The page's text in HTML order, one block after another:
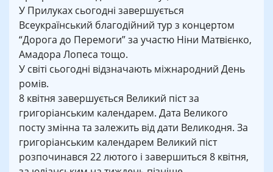
У Прилуках сьогодні завершується
Всеукраїнський благодійний тур з концертом
“Дорога до Перемоги” за участю Ніни Матвієнко,
Амадора Лопеса тощо.
У світі сьогодні відзначають міжнародний День
ромів.
8 квітня завершується Великий піст за
григоріанським календарем. Дата Великого
посту змінна та залежить від дати Великодня. За
григоріанським календарем Великий піст
розпочинався 22 лютого і завершиться 8 квітня,